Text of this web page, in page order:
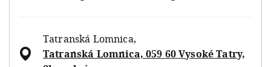
Tatranská Lomnica,
Tatranská Lomnica, 059 60 Vysoké Tatry,